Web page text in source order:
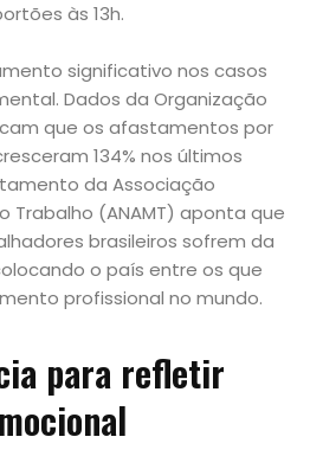
às 13h.
significativo nos casos
Dados da Organização
que os afastamentos por
134% nos últimos
da Associação
Trabalho (ANAMT) aponta que
brasileiros sofrem da
o país entre os que
profissional no mundo.
para refletir